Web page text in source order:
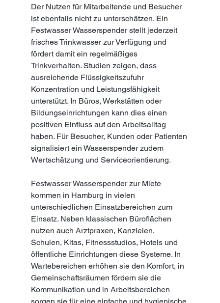
Der Nutzen für Mitarbeitende und Besucher
ist ebenfalls nicht zu unterschätzen. Ein
Festwasser Wasserspender stellt jederzeit
frisches Trinkwasser zur Verfügung und
fördert damit ein regelmäßiges
Trinkverhalten. Studien zeigen, dass
ausreichende Flüssigkeitszufuhr
Konzentration und Leistungsfähigkeit
unterstützt. In Büros, Werkstätten oder
Bildungseinrichtungen kann dies einen
positiven Einfluss auf den Arbeitsalltag
haben. Für Besucher, Kunden oder Patienten
signalisiert ein Wasserspender zudem
Wertschätzung und Serviceorientierung.
Festwasser Wasserspender zur Miete
kommen in Hamburg in vielen
unterschiedlichen Einsatzbereichen zum
Einsatz. Neben klassischen Büroflächen
nutzen auch Arztpraxen, Kanzleien,
Schulen, Kitas, Fitnessstudios, Hotels und
öffentliche Einrichtungen diese Systeme. In
Wartebereichen erhöhen sie den Komfort, in
Gemeinschaftsräumen fördern sie die
Kommunikation und in Arbeitsbereichen